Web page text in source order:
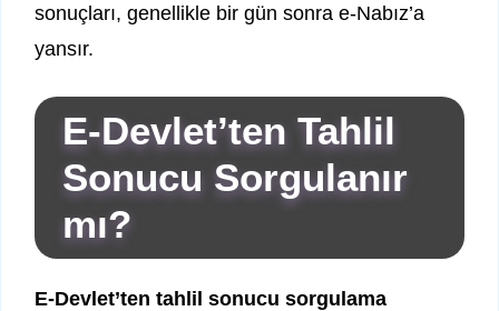
sonuçları, genellikle bir gün sonra e-Nabız’a
yansır.
E-Devlet’ten Tahlil
Sonucu Sorgulanır
mı?
E-Devlet’ten tahlil sonucu sorgulama